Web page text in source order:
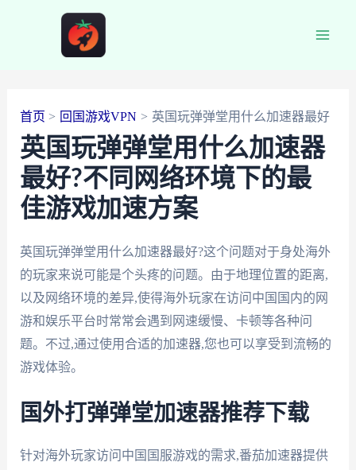
首页 回国游戏VPN 英国玩弹弹堂用什么加速器最好
英国玩弹弹堂用什么加速器
最好?不同网络环境下的最
佳游戏加速方案
英国玩弹弹堂用什么加速器最好?这个问题对于身处海外
的玩家来说可能是个头疼的问题。由于地理位置的距离,
以及网络环境的差异,使得海外玩家在访问中国国内的网
游和娱乐平台时常常会遇到网速缓慢、卡顿等各种问
题。不过,通过使用合适的加速器,您也可以享受到流畅的
游戏体验。
国外打弹弹堂加速器推荐下载
针对海外玩家访问中国国服游戏的需求,番茄加速器提供